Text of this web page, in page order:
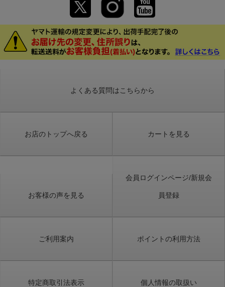
よくある質問はこちらから
お店のトップへ戻る カートを見る
お客様の声を見る
会員ログインページ/新規会
員登録
ご利用案内 ポイントの利用方法
特定商取引法表示 個人情報の取扱い